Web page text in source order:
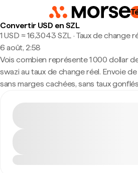
Convertir USD en SZL
1 USD ≈ 16,3043 SZL · Taux de change
6 août, 2:58
Vois combien représente 1 000 dollar
swazi au taux de change réel. Envoie
sans marges cachées, sans taux